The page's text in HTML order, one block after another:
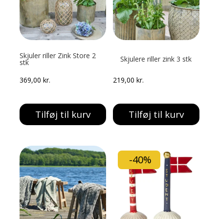
Skjuler riller Zink Store 2
stk
369,00kr.
Tilføj til kurv
Skjulere riller zink 3 stk
219,00kr.
Tilføj til kurv
-40%